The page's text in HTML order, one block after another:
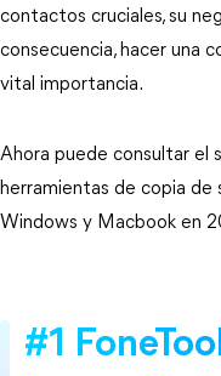
contactos cruciales, su
consecuencia, hacer una
vital importancia.
Ahora puede consultar el
herramientas de copia de
Windows y Macbook en
#1